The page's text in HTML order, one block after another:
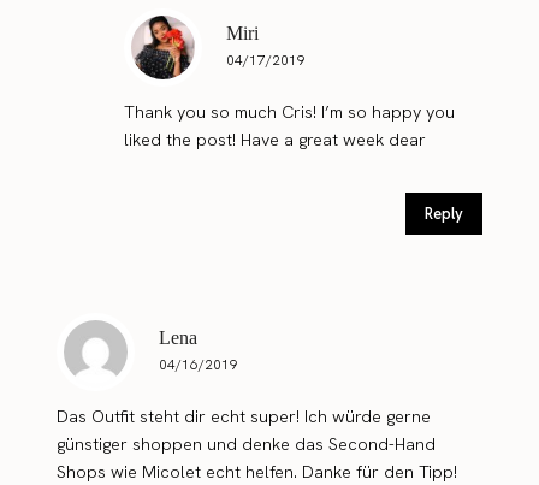
Miri
04/17/2019
Thank you so much Cris! I’m so happy you
liked the post! Have a great week dear
Reply
Lena
04/16/2019
Das Outfit steht dir echt super! Ich würde gerne
günstiger shoppen und denke das Second-Hand
Shops wie Micolet echt helfen. Danke für den Tipp!